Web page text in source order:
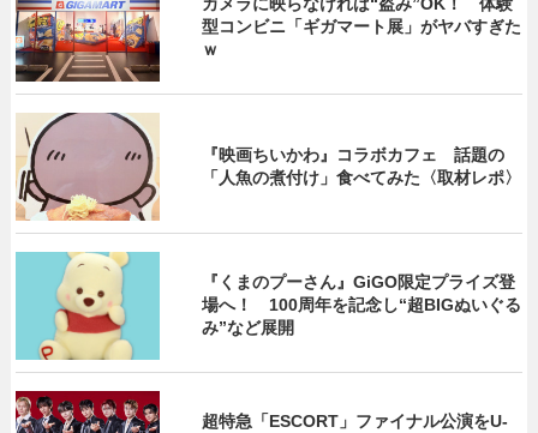
型コンビニ「ギガマート展」がヤバすぎた
ｗ
『映画ちいかわ』コラボカフェ 話題の
「人魚の煮付け」食べてみた〈取材レポ〉
『くまのプーさん』GiGO限定プライズ登
場へ！ 100周年を記念し“超BIGぬいぐる
み”など展開
超特急「ESCORT」ファイナル公演をU-